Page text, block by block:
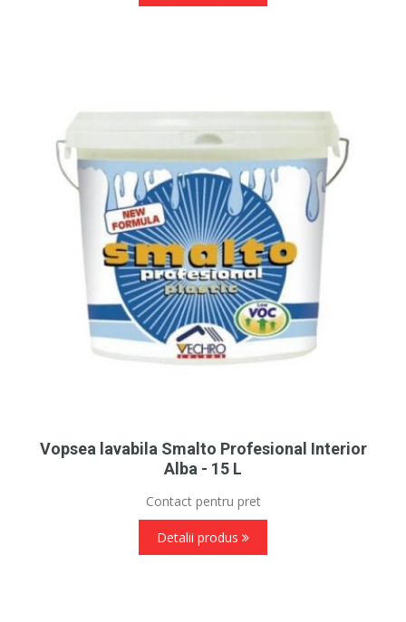
Vopsea lavabila Smalto Profesional Interior
Alba - 15 L
Contact pentru pret
Detalii produs